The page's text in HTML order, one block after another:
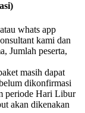
whats app
kami dan
Jumlah peserta,
masih dapat
dikonfirmasi
periode Hari Libur
akan dikenakan